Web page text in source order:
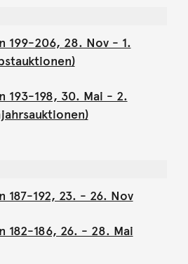
199-206, 28. Nov - 1.
193-198, 30. Mai - 2.
187-192, 23. - 26. Nov
182-186, 26. - 28. Mai